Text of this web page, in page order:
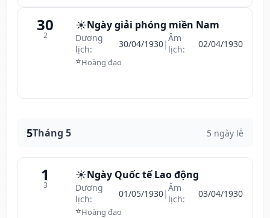
30
2
☀️Ngày giải phóng miền Nam
Dương
lịch:
30/04/1930|Âm
lịch:
02/04/1930
⭐Hoàng đạo
5Tháng 5 5 ngày lễ
1
3
☀️Ngày Quốc tế Lao động
Dương
lịch:
01/05/1930|Âm
lịch:
03/04/1930
⭐Hoàng đạo